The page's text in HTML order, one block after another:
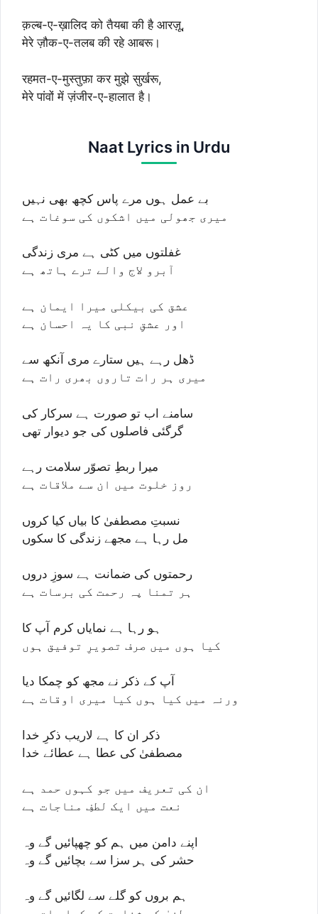
क़ल्ब-ए-ख़ालिद को तैयबा की है आरज़ू,
मेरे ज़ौक-ए-तलब की रहे आबरू।
रहमत-ए-मुस्तुफ़ा कर मुझे सुर्खरू,
मेरे पांवों में ज़ंजीर-ए-हालात है।
Naat Lyrics in Urdu
بے عمل ہوں مرے پاس کچھ بھی نہیں
میری جھولی میں اشکوں کی سوغات ہے
غفلتوں میں کٹی ہے مری زندگی
آبرو لاج والے ترے ہاتھ ہے
عشق کی بیکلی میرا ایمان ہے
اور عشقِ نبی کا یہ احسان ہے
ڈھل رہے ہیں ستارے مری آنکھ سے
میری ہر رات تاروں بھری رات ہے
سامنے اب تو صورت ہے سرکار کی
گرگئی فاصلوں کی جو دیوار تھی
میرا ربطِ تصوّر سلامت رہے
روز خلوت میں ان سے ملاقات ہے
نسبتِ مصطفیٰ کا بیاں کیا کروں
مل رہا ہے مجھے زندگی کا سکوں
رحمتوں کی ضمانت ہے سوزِ دروں
ہر تمنا پہ رحمت کی برسات ہے
ہو رہا ہے نمایاں کرم آپ کا
کیا ہوں میں صرف تصویرِ توفیق ہوں
آپ کے ذکر نے مجھ کو چمکا دیا
ورنہ میں کیا ہوں کیا میری اوقات ہے
ذکر ان کا ہے لاریب ذکرِ خدا
مصطفیٰ کی عطا ہے عطائے خدا
ان کی تعریف میں جو کہوں حمد ہے
نعت میں ایک لطفِ مناجات ہے
اپنے دامن میں ہم کو چھپائیں گے وہ
حشر کی ہر سزا سے بچائیں گے وہ
ہم بروں کو گلے سے لگائیں گے وہ